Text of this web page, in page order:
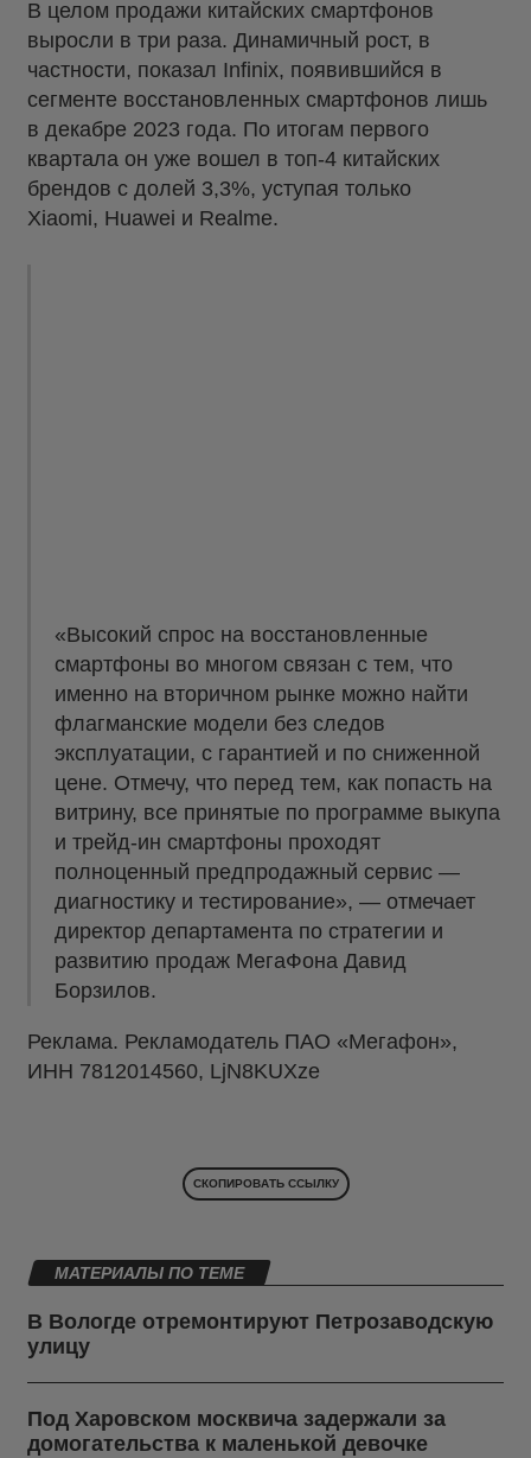
В целом продажи китайских смартфонов
выросли в три раза. Динамичный рост, в
частности, показал Infinix, появившийся в
сегменте восстановленных смартфонов лишь
в декабре 2023 года. По итогам первого
квартала он уже вошел в топ-4 китайских
брендов с долей 3,3%, уступая только
Xiaomi, Huawei и Realme.
«Высокий спрос на восстановленные
смартфоны во многом связан с тем, что
именно на вторичном рынке можно найти
флагманские модели без следов
эксплуатации, с гарантией и по сниженной
цене. Отмечу, что перед тем, как попасть на
витрину, все принятые по программе выкупа
и трейд‑ин смартфоны проходят
полноценный предпродажный сервис —
диагностику и тестирование», — отмечает
директор департамента по стратегии и
развитию продаж МегаФона Давид
Борзилов.
Реклама. Рекламодатель ПАО «Мегафон»,
ИНН 7812014560, LjN8KUXze
СКОПИРОВАТЬ ССЫЛКУ
МАТЕРИАЛЫ ПО ТЕМЕ
В Вологде отремонтируют Петрозаводскую
улицу
Под Харовском москвича задержали за
домогательства к маленькой девочке